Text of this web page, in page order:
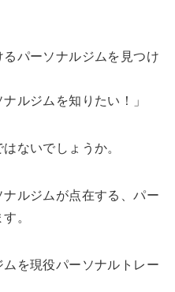
るパーソナルジムを見つけ
ルジムを知りたい！」
ないでしょうか。
ルジムが点在する、パー
。
を現役パーソナルトレー